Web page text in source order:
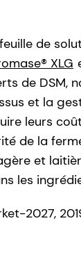
de
XLG
de DSM,
et la
leurs
de la
et
les
2027,